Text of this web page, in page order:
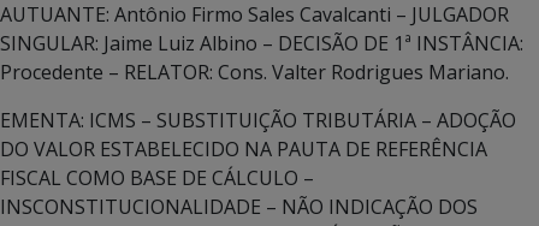
AUTUANTE: Antônio Firmo Sales Cavalcanti – JULGADOR
SINGULAR: Jaime Luiz Albino – DECISÃO DE 1ª INSTÂNCIA:
Procedente – RELATOR: Cons. Valter Rodrigues Mariano.
EMENTA: ICMS – SUBSTITUIÇÃO TRIBUTÁRIA – ADOÇÃO
DO VALOR ESTABELECIDO NA PAUTA DE REFERÊNCIA
FISCAL COMO BASE DE CÁLCULO –
INSCONSTITUCIONALIDADE – NÃO INDICAÇÃO DOS